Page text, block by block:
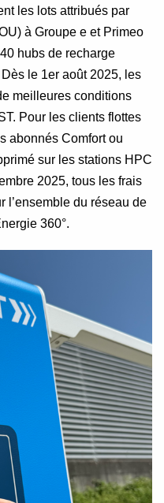
les lots attribués par
à Groupe e et Primeo
hubs de recharge
le 1er août 2025, les
meilleures conditions
Pour les clients flottes
abonnés Comfort ou
sur les stations HPC
2025, tous les frais
l’ensemble du réseau de
360°.